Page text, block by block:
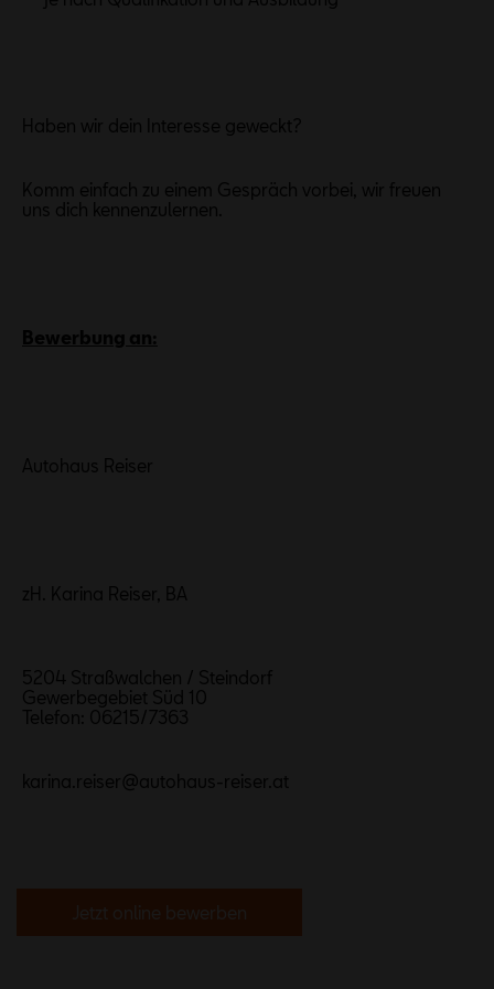
Haben wir dein Interesse geweckt?
Komm einfach zu einem Gespräch vorbei, wir freuen
uns dich kennenzulernen.
Bewerbung an:
Autohaus Reiser
zH. Karina Reiser, BA
5204 Straßwalchen / Steindorf
Gewerbegebiet Süd 10
Telefon: 06215/7363
karina.reiser@autohaus-reiser.at